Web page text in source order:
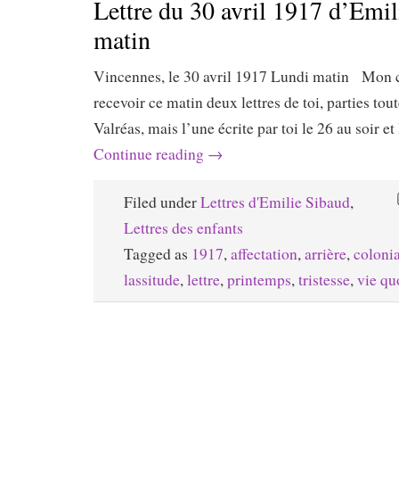
Lettre du 30 avril 1917
matin
Vincennes, le 30 avril 1917 Lundi matin Mon
recevoir ce matin deux lettres de toi, parties
Valréas, mais l’une écrite par toi le 26 au soir
Continue reading →
Filed underLettres d'Emilie Sibaud,
Lettres des enfants
Tagged as 1917,affectation,arrière,
lassitude,lettre,printemps,tristesse,vie